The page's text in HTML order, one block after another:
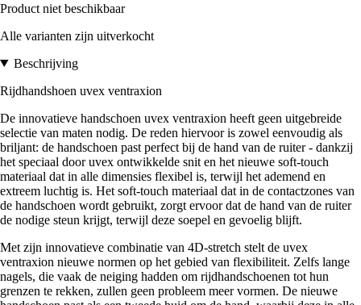
Product niet beschikbaar
Alle varianten zijn uitverkocht
Beschrijving
Rijdhandshoen uvex ventraxion
De innovatieve handschoen uvex ventraxion heeft geen uitgebreide
selectie van maten nodig. De reden hiervoor is zowel eenvoudig als
briljant: de handschoen past perfect bij de hand van de ruiter - dankzij
het speciaal door uvex ontwikkelde snit en het nieuwe soft-touch
materiaal dat in alle dimensies flexibel is, terwijl het ademend en
extreem luchtig is. Het soft-touch materiaal dat in de contactzones van
de handschoen wordt gebruikt, zorgt ervoor dat de hand van de ruiter
de nodige steun krijgt, terwijl deze soepel en gevoelig blijft.
Met zijn innovatieve combinatie van 4D-stretch stelt de uvex
ventraxion nieuwe normen op het gebied van flexibiliteit. Zelfs lange
nagels, die vaak de neiging hadden om rijdhandschoenen tot hun
grenzen te rekken, zullen geen probleem meer vormen. De nieuwe